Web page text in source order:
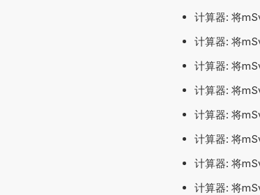
计算器: 将
计算器: 将
计算器: 将
计算器: 将
计算器: 将
计算器: 将
计算器: 将
计算器: 将